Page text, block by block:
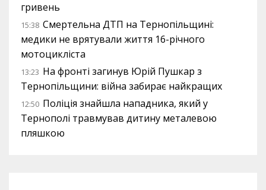
гривень
15:38 Смертельна ДТП на Тернопільщині:
медики не врятували життя 16-річного
мотоцикліста
13:23 На фронті загинув Юрій Пушкар з
Тернопільщини: війна забирає найкращих
12:50 Поліція знайшла нападника, який у
Тернополі травмував дитину металевою
пляшкою